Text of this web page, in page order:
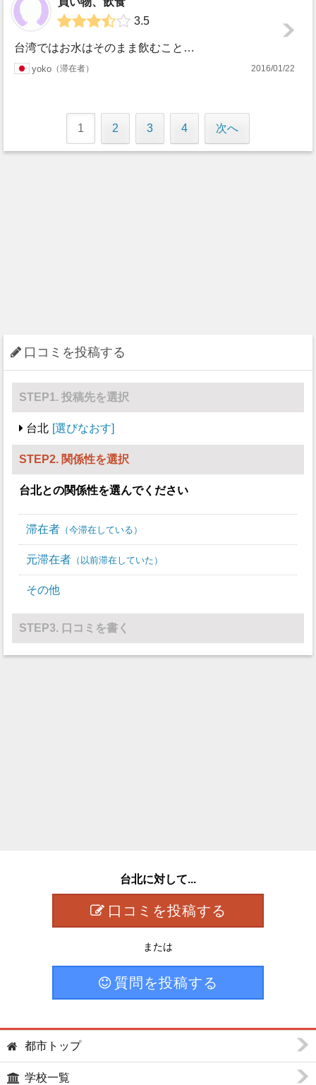
3.5
台湾ではお水はそのまま飲むことができません。なので浄水ボトル？のような専用の容器で濾過してからさらに電動の濾過器できれいにしてから飲むことになります。二回...
yoko 滞在者 2016/01/22
1 2 3 4 次へ
口コミを投稿する
STEP1. 投稿先を選択
台北 選びなおす
STEP2. 関係性を選択
台北との関係性を選んでください
滞在者 今滞在している
元滞在者 以前滞在していた
その他
STEP3. 口コミを書く
台北に対して...
口コミを投稿する
または
質問を投稿する
都市トップ
学校一覧